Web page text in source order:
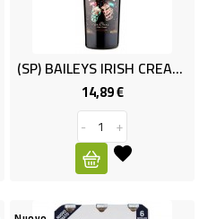
(SP) BAILEYS IRISH CREAM CL.70
14,89 €Prezzo
-
+